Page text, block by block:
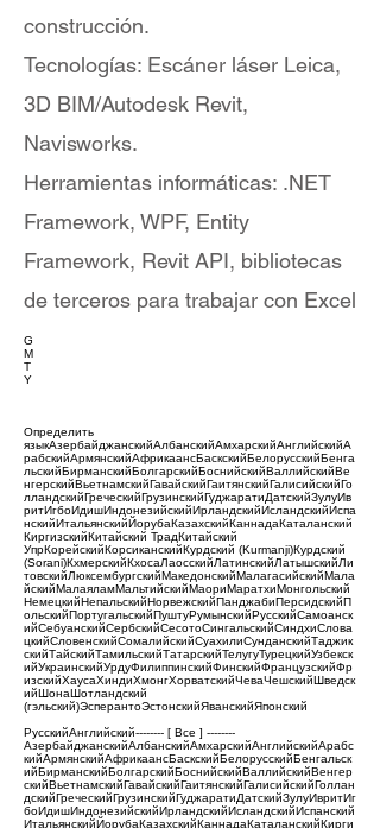
construcción.
Tecnologías: Escáner láser Leica,
3D BIM/Autodesk Revit,
Navisworks.
Herramientas informáticas: .NET
Framework, WPF, Entity
Framework, Revit API, bibliotecas
de terceros para trabajar con Excel
G
M
T
Y
Определить
языкАзербайджанскийАлбанскийАмхарскийАнглийскийА
рабскийАрмянскийАфрикаансБаскскийБелорусскийБенга
льскийБирманскийБолгарскийБоснийскийВаллийскийВе
нгерскийВьетнамскийГавайскийГаитянскийГалисийскийГо
лландскийГреческийГрузинскийГуджаратиДатскийЗулуИв
ритИгбоИдишИндонезийскийИрландскийИсландскийИспа
нскийИтальянскийЙорубаКазахскийКаннадаКаталанский
КиргизскийКитайский ТрадКитайский
УпрКорейскийКорсиканскийКурдский (Kurmanji)Курдский
(Sorani)КхмерскийКхосаЛаосскийЛатинскийЛатышскийЛи
товскийЛюксембургскийМакедонскийМалагасийскийМала
йскийМалаяламМальтийскийМаориМаратхиМонгольский
НемецкийНепальскийНорвежскийПанджабиПерсидскийП
ольскийПортугальскийПуштуРумынскийРусскийСамоанск
ийСебуанскийСербскийСесотоСингальскийСиндхиСлова
цкийСловенскийСомалийскийСуахилиСунданскийТаджик
скийТайскийТамильскийТатарскийТелугуТурецкийУзбекск
ийУкраинскийУрдуФилиппинскийФинскийФранцузскийФр
изскийХаусаХиндиХмонгХорватскийЧеваЧешскийШведск
ийШонаШотландский
(гэльский)ЭсперантоЭстонскийЯванскийЯпонский
РусскийАнглийский-------- [ Все ] --------
АзербайджанскийАлбанскийАмхарскийАнглийскийАрабс
кийАрмянскийАфрикаансБаскскийБелорусскийБенгальск
ийБирманскийБолгарскийБоснийскийВаллийскийВенгер
скийВьетнамскийГавайскийГаитянскийГалисийскийГоллан
дскийГреческийГрузинскийГуджаратиДатскийЗулуИвритИг
боИдишИндонезийскийИрландскийИсландскийИспанский
ИтальянскийЙорубаКазахскийКаннадаКаталанскийКирги